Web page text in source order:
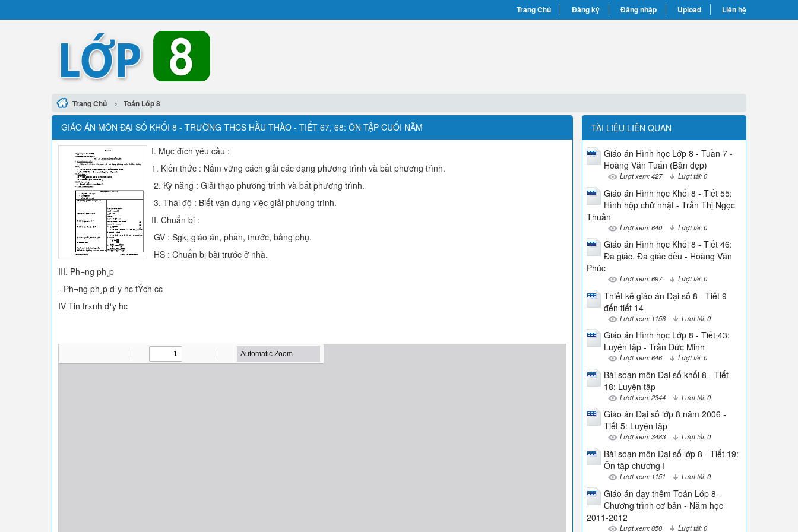
Trang Chủ Đăng ký Đăng nhập Upload Liên hệ
Trang Chủ › Toán Lớp 8
GIÁO ÁN MÔN ĐẠI SỐ KHỐI 8 - TRƯỜNG THCS HẦU THÀO - TIẾT 67, 68: ÔN TẬP CUỐI NĂM
I. Mục đích yêu cầu :
1. Kiến thức : Nắm vững cách giải các dạng phương trình và bất phương trình.
2. Kỹ năng : Giải thạo phương trình và bất phương trình.
3. Thái độ : Biết vận dụng việc giải phương trình.
II. Chuẩn bị :
GV : Sgk, giáo án, phấn, thước, bảng phụ.
HS : Chuẩn bị bài trước ở nhà.
III. Ph­¬ng ph¸p
- Ph­¬ng ph¸p d¹y hc tÝch cc
IV Tin tr×nh d¹y hc
TÀI LIỆU LIÊN QUAN
Giáo án Hình học Lớp 8 - Tuần 7 -
Hoàng Văn Tuấn (Bản đẹp)
Lượt xem: 427 Lượt tải: 0
Giáo án Hình học Khối 8 - Tiết 55:
Hình hộp chữ nhật - Trần Thị Ngọc
Thuần
Lượt xem: 640 Lượt tải: 0
Giáo án Hình học Khối 8 - Tiết 46:
Đa giác. Đa giác đều - Hoàng Văn
Phúc
Lượt xem: 697 Lượt tải: 0
Thiết kế giáo án Đại số 8 - Tiết 9
đến tiết 14
Lượt xem: 1156 Lượt tải: 0
Giáo án Hình học Lớp 8 - Tiết 43:
Luyện tập - Trần Đức Minh
Lượt xem: 646 Lượt tải: 0
Bài soạn môn Đại số khối 8 - Tiết
18: Luyện tập
Lượt xem: 2344 Lượt tải: 0
Giáo án Đại số lớp 8 năm 2006 -
Tiết 5: Luyện tập
Lượt xem: 3483 Lượt tải: 0
Bài soạn môn Đại số lớp 8 - Tiết 19:
Ôn tập chương I
Lượt xem: 1151 Lượt tải: 0
Giáo án dạy thêm Toán Lớp 8 -
Chương trình cơ bản - Năm học
2011-2012
Lượt xem: 850 Lượt tải: 0